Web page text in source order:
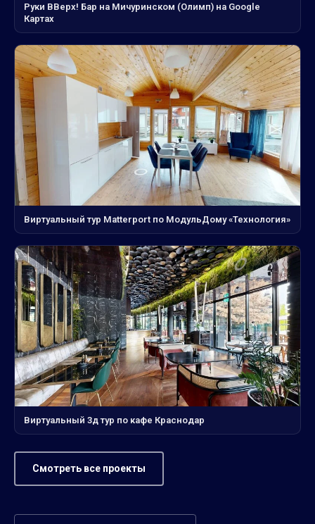
Руки ВВерх! Бар на Мичуринском (Олимп) на Google
Картах
Виртуальный тур Matterport по МодульДому «Технология»
Виртуальный 3д тур по кафе Краснодар
Смотреть все проекты